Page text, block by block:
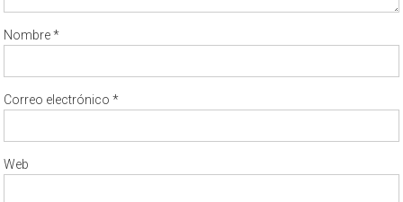
Nombre*
Correo electrónico*
Web